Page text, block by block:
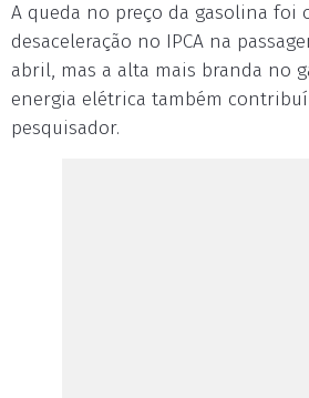
A queda no preço da gasolina foi
desaceleração no IPCA na
abril, mas a alta mais branda no
energia elétrica também
pesquisador.